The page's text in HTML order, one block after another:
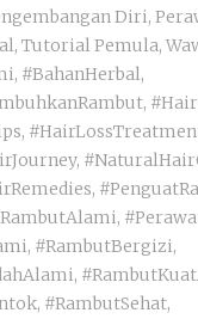
Diri,
, Tutorial Pemula,
, #BahanHerbal,
,
,
,
,
,
, #RambutBergizi,
,
, #RambutSehat,